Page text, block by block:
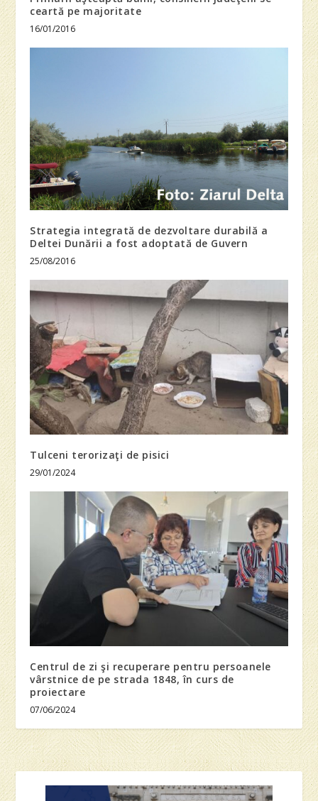
ceartă pe majoritate
16/01/2016
Strategia integrată de dezvoltare durabilă a
Deltei Dunării a fost adoptată de Guvern
25/08/2016
Tulceni terorizaţi de pisici
29/01/2024
Centrul de zi şi recuperare pentru persoanele
vârstnice de pe strada 1848, în curs de
proiectare
07/06/2024